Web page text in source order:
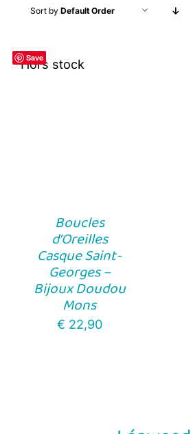
Sort by Default Order
Save
Hors stock
Boucles
d’Oreilles
Casque Saint-
Georges –
Bijoux Doudou
Mons
€ 22,90